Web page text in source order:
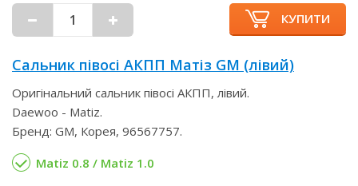
КУПИТИ
Сальник півосі АКПП Матіз GM (лівий)
Оригінальний сальник півосі АКПП, лівий.
Daewoo - Matiz.
Бренд: GM, Корея, 96567757.
Matiz 0.8 / Matiz 1.0